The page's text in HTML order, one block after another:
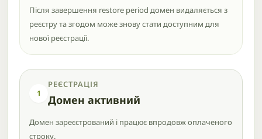
Після завершення restore period домен видаляється з
реєстру та згодом може знову стати доступним для
нової реєстрації.
1
РЕЄСТРАЦІЯ
Домен активний
Домен зареєстрований і працює впродовж оплаченого
строку.